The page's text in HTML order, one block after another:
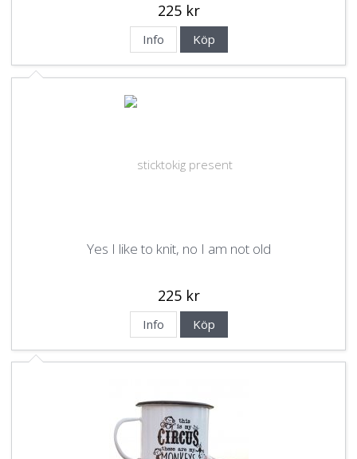
225 kr
Info Köp
Yes I like to knit, no I am not old
225 kr
Info Köp